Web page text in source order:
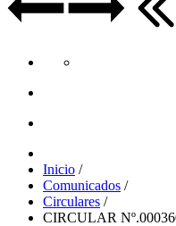
Inicio /
Comunicados /
Circulares /
CIRCULAR